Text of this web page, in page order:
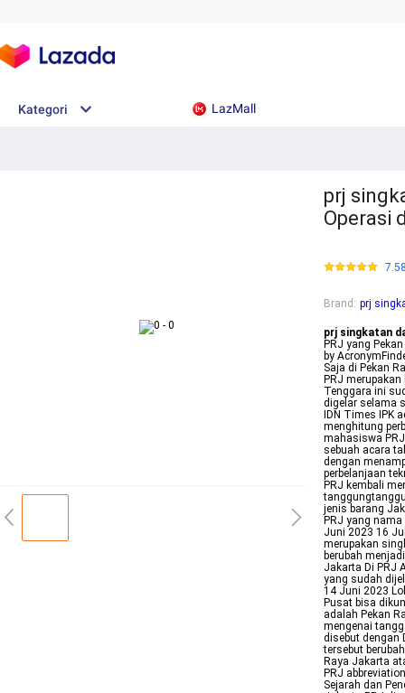
Kategori LazMall
prj
Operasi
Brand : prj
prj singkatan
PRJ yang
by
Saja di Pekan
PRJ
Tenggara ini
digelar selama
IDN Times IPK
menghitung
mahasiswa
sebuah acara
dengan
perbelanjaan
PRJ kembali
jenis barang
PRJ yang
Juni 2023 16
merupakan
berubah
Jakarta Di PRJ
yang sudah
14 Juni 2023
Pusat bisa
adalah Pekan
mengenai
disebut dengan
tersebut
Raya Jakarta
PRJ
Sejarah dan